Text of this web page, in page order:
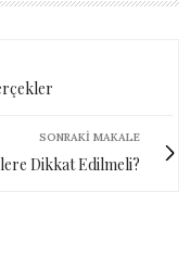
SONRAKI MAKALE
Dikkat Edilmeli?